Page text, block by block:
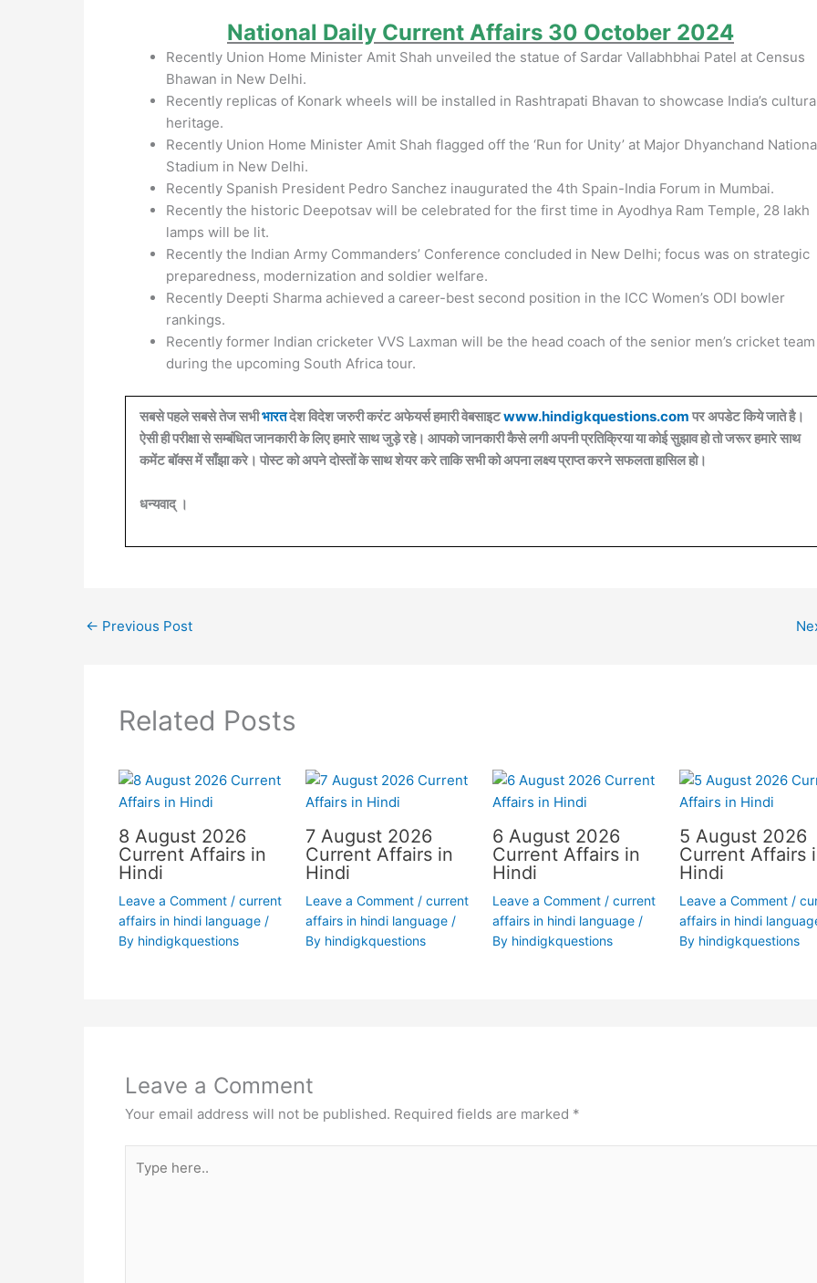
National Daily Current Affairs 30 October 2024
Recently Union Home Minister Amit Shah unveiled the statue of Sardar Vallabhbhai Patel at Census
Bhawan in New Delhi.
Recently replicas of Konark wheels will be installed in Rashtrapati Bhavan to showcase India’s
heritage.
Recently Union Home Minister Amit Shah flagged off the ‘Run for Unity’ at Major Dhyanchand
Stadium in New Delhi.
Recently Spanish President Pedro Sanchez inaugurated the 4th Spain-India Forum in Mumbai.
Recently the historic Deepotsav will be celebrated for the first time in Ayodhya Ram Temple, 28 lakh
lamps will be lit.
Recently the Indian Army Commanders’ Conference concluded in New Delhi; focus was on strategic
preparedness, modernization and soldier welfare.
Recently Deepti Sharma achieved a career-best second position in the ICC Women’s ODI bowler
rankings.
Recently former Indian cricketer VVS Laxman will be the head coach of the senior men’s cricket team
during the upcoming South Africa tour.
सबसे पहले सबसे तेज सभीभारतदेश विदेश जरुरी करंट अफेयर्स हमारी वेबसाइटwww.hindigkquestions.com पर अपडेट किये जाते है।
ऐसी ही परीक्षा से सम्बंधित जानकारी के लिए हमारे साथ जुड़े रहे। आपको जानकारी कैसे लगी अपनी प्रतिक्रिया या कोई सुझाव हो तो जरूर हमारे साथ
कमेंट बॉक्स में साँझा करे। पोस्ट को अपने दोस्तों के साथ शेयर करे ताकि सभी को अपना लक्ष्य प्राप्त करने सफलता हासिल हो।
धन्यवाद् ।
← Previous Post
Related Posts
8 August 2026
Current Affairs in
Hindi
Leave a Comment / current
affairs in hindi language/
By hindigkquestions
7 August 2026
Current Affairs in
Hindi
Leave a Comment / current
affairs in hindi language/
By hindigkquestions
6 August 2026
Current Affairs in
Hindi
Leave a Comment / current
affairs in hindi language/
By hindigkquestions
5 August 2026
Current Affairs
Hindi
Leave a Comment /
affairs in hindi
By hindigkquestions
Leave a Comment
Your email address will not be published. Required fields are marked *
here..